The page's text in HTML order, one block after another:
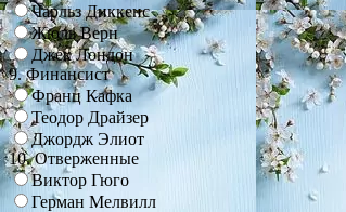
Чарльз Диккенс
Жюль Верн
Джек Лондон
9. Финансист
Франц Кафка
Теодор Драйзер
Джордж Элиот
10. Отверженные
Виктор Гюго
Герман Мелвилл